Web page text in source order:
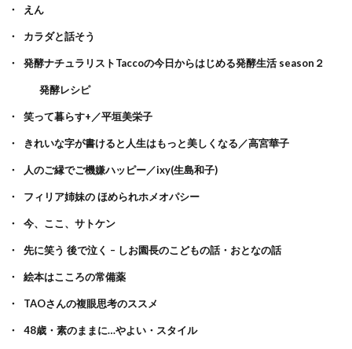
えん
カラダと話そう
発酵ナチュラリストTaccoの今日からはじめる発酵生活 season２
発酵レシピ
笑って暮らす+／平垣美栄子
きれいな字が書けると人生はもっと美しくなる／高宮華子
人のご縁でご機嫌ハッピー／ixy(生島和子)
フィリア姉妹の ほめられホメオパシー
今、ここ、サトケン
先に笑う 後で泣く – しお園長のこどもの話・おとなの話
絵本はこころの常備薬
TAOさんの複眼思考のススメ
48歳・素のままに…やよい・スタイル